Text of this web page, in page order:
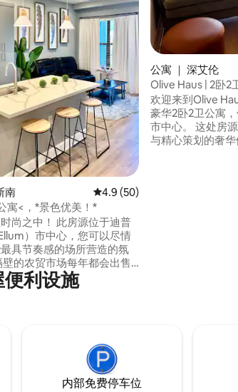
，共 26 条评价
南 平均评分 4.9 分（满分 5 分）
4.9 (50)
寓<，*景色优美！*
尚之中！ 此房源位于迪普
）市中心，您可以尽情
具节奏感的场所营造的氛
的农贸市场每年都会出售
观止的有机农产品。 如果
优雅的夜晚，距离Bishop
公寓 ｜ 深艾伦
Olive Haus | 2卧2
费停车
欢迎来到Olive
豪华2卧2卫公寓
市中心。 这处房
与精心策划的奢
利设施
内部免费停车位